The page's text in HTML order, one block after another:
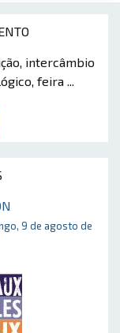
intercâmbio
feira ...
9 de agosto de